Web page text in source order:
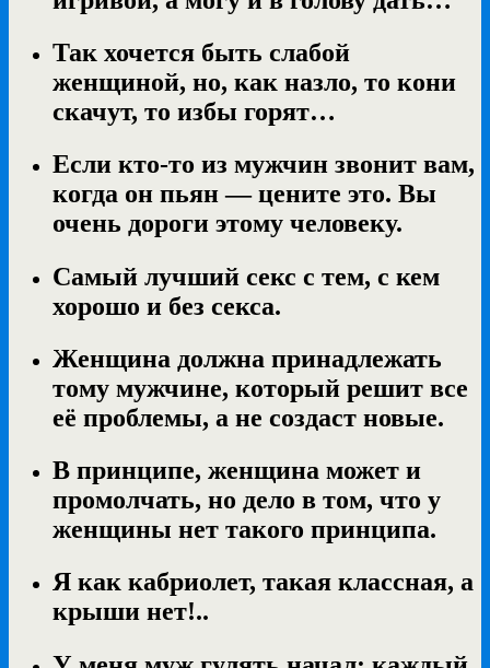
Так хочется быть слабой
женщиной, но, как назло, то кони
скачут, то избы горят…
Если кто-то из мужчин звонит вам,
когда он пьян — цените это. Вы
очень дороги этому человеку.
Самый лучший секс с тем, с кем
хорошо и без секса.
Женщина должна принадлежать
тому мужчине, который решит все
её проблемы, а не создаст новые.
В принципе, женщина может и
промолчать, но дело в том, что у
женщины нет такого принципа.
Я как кабриолет, такая классная, а
крыши нет!..